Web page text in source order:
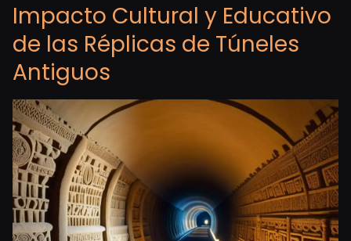
Impacto Cultural y Educativo
de las Réplicas de Túneles
Antiguos